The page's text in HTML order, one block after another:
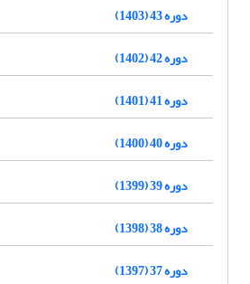
دوره 43 (1403)
دوره 42 (1402)
دوره 41 (1401)
دوره 40 (1400)
دوره 39 (1399)
دوره 38 (1398)
دوره 37 (1397)